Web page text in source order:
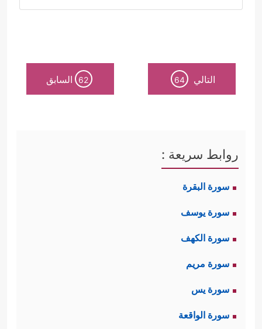
بشكلٍ خاص، وهنا نموذجٌ لمنهجيَّة القرآن
أولًا: ذكَّر القرآنُ المشركينَ بعاقبة القرى
المكذِّبة، والتي دفعها البطر والترف إلى
أَهۡلَكۡنَا مِن قَرۡیَةِۭ بَطِرَتۡ مَعِیشَتَهَاۖ فَتِلۡكَ مَسَـٰكِنُهُمۡ لَمۡ
تُسۡكَن مِّنۢ بَعۡدِهِمۡ إِلَّا قَلِیلࣰاۖ وَكُنَّا نَحۡنُ ٱلۡوَ ٰ⁠رِثِینَ﴾
ثانيًا: أكَّد القرآن عقيدةَ العدل الإلهي،
وأنه سبحانه لا يُعذِّب أمَّةً إلا بعد بيان
الحق لها، وإقامة الحجة عليها
التالي 64
62 السابق
روابط سريعة :
سورة البقرة
سورة يوسف
سورة الكهف
سورة مريم
سورة يس
سورة الواقعة